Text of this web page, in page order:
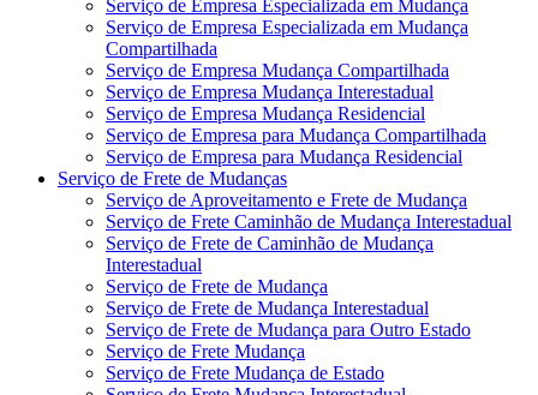
Serviço de Empresa Especializada em Mudança
Serviço de Empresa Especializada em Mudança
Compartilhada
Serviço de Empresa Mudança Compartilhada
Serviço de Empresa Mudança Interestadual
Serviço de Empresa Mudança Residencial
Serviço de Empresa para Mudança Compartilhada
Serviço de Empresa para Mudança Residencial
Serviço de Frete de Mudanças
Serviço de Aproveitamento e Frete de Mudança
Serviço de Frete Caminhão de Mudança Interestadual
Serviço de Frete de Caminhão de Mudança
Interestadual
Serviço de Frete de Mudança
Serviço de Frete de Mudança Interestadual
Serviço de Frete de Mudança para Outro Estado
Serviço de Frete Mudança
Serviço de Frete Mudança de Estado